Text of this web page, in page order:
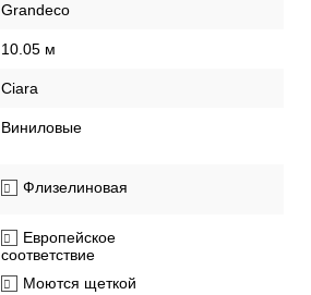
Grandeco
10.05 м
Ciara
Виниловые
Флизелиновая
Европейское
соответствие
Моются щеткой